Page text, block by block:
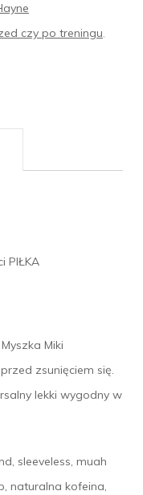
czy po treningu,
PIŁKA
Miki
zsunięciem się.
lekki wygodny w
sleeveless, muah
naturalna kofeina,